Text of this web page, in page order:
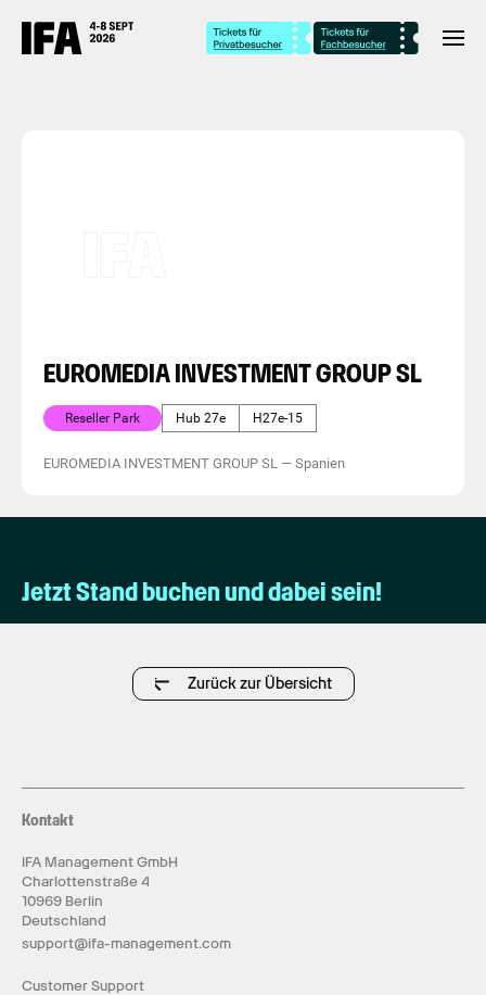
EUROMEDIA INVESTMENT GROUP SL
Reseller Park Hub 27e H27e-15
EUROMEDIA INVESTMENT GROUP SL — Spanien
Jetzt Stand buchen und dabei sein!
Zurück zur Übersicht
Kontakt
IFA Management GmbH
Charlottenstraße 4
10969 Berlin
Deutschland
support@ifa-management.com
Customer Support